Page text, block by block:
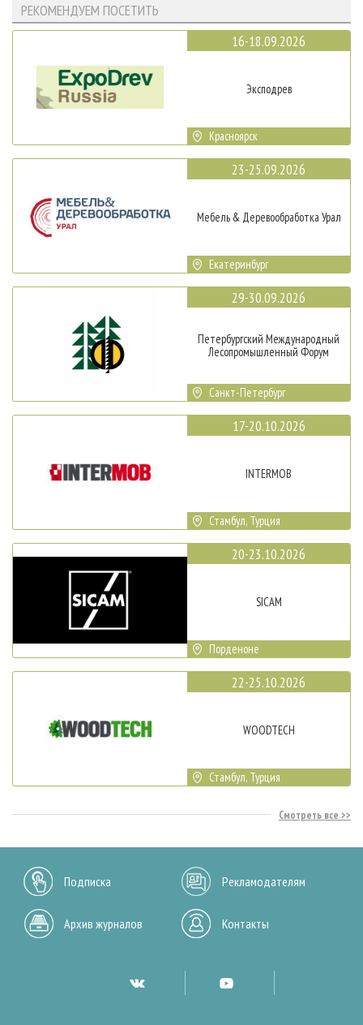
РЕКОМЕНДУЕМ ПОСЕТИТЬ
16-18.09.2026
Эксподрев
Красноярск
23-25.09.2026
Мебель & Деревообработка Урал
Екатеринбург
29-30.09.2026
Петербургский Международный
Лесопромышленный Форум
Санкт-Петербург
17-20.10.2026
INTERMOB
Стамбул, Турция
20-23.10.2026
SICAM
Порденоне
22-25.10.2026
WOODTECH
Стамбул, Турция
Смотреть все
Подписка Рекламодателям
Архив журналов Контакты